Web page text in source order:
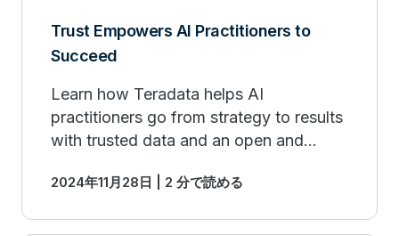
Trust Empowers AI Practitioners to
Succeed
Learn how Teradata helps AI
practitioners go from strategy to results
with trusted data and an open and
2024年11月28日 | 2 分で読める